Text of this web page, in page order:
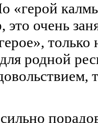
«герой
это очень
только
родной